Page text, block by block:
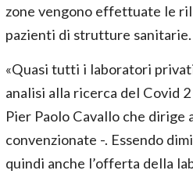
zone vengono effettuate le
pazienti di strutture sanitarie.
«Quasi tutti i laboratori
analisi alla ricerca del Covid
Pier Paolo Cavallo che
convenzionate -. Essendo
quindi anche l’offerta della